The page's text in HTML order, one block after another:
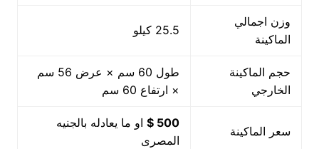
وزن اجمالي
الماكينة
25.5 كيلو
حجم الماكينة
الخارجي
طول 60 سم × عرض 56 سم
× ارتفاع 60 سم
سعر الماكينة
500 $
او ما يعادله بالجنيه
المصرى